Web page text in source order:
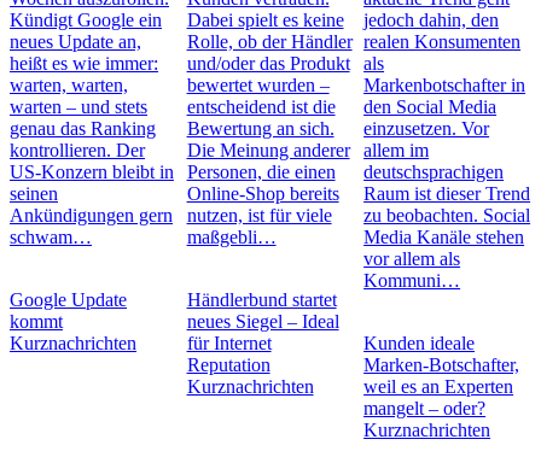
Kündigt Google ein
neues Update an,
heißt es wie immer:
warten, warten,
warten – und stets
genau das Ranking
kontrollieren. Der
US-Konzern bleibt in
seinen
Ankündigungen gern
schwam…
Google Update
kommt
Kurznachrichten
Dabei spielt es keine
Rolle, ob der Händler
und/oder das Produkt
bewertet wurden –
entscheidend ist die
Bewertung an sich.
Die Meinung anderer
Personen, die einen
Online-Shop bereits
nutzen, ist für viele
maßgebli…
Händlerbund startet
neues Siegel – Ideal
für Internet
Reputation
Kurznachrichten
jedoch dahin, den
realen Konsumenten
als
Markenbotschafter in
den Social Media
einzusetzen. Vor
allem im
deutschsprachigen
Raum ist dieser Trend
zu beobachten. Social
Media Kanäle stehen
vor allem als
Kommuni…
Kunden ideale
Marken-Botschafter,
weil es an Experten
mangelt – oder?
Kurznachrichten